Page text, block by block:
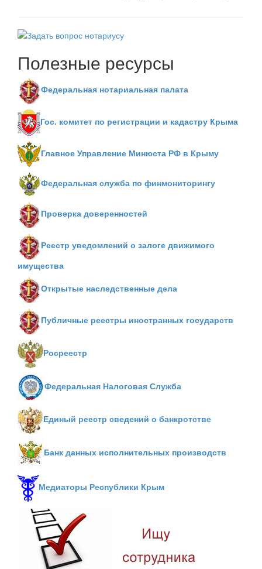
Полезные ресурсы
Федеральная нотариальная палата
Гос. комитет по регистрации и кадастру Крыма
Главное Управление Минюста РФ в Крыму
Федеральная служба по финмониторингу
Проверка доверенностей
Реестр уведомлений о залоге движимого
имущества
Открытые наследственные дела
Публичные реестры иностранных государств
Росреестр
Федеральная Налоговая Служба
Единый реестр сведений о банкротстве
Банк данных исполнительных производств
Медиаторы Республики Крым